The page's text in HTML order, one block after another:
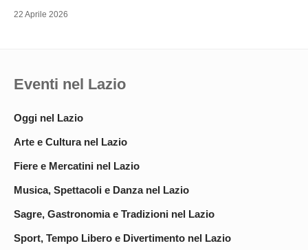
22 Aprile 2026
Eventi nel Lazio
Oggi nel Lazio
Arte e Cultura nel Lazio
Fiere e Mercatini nel Lazio
Musica, Spettacoli e Danza nel Lazio
Sagre, Gastronomia e Tradizioni nel Lazio
Sport, Tempo Libero e Divertimento nel Lazio